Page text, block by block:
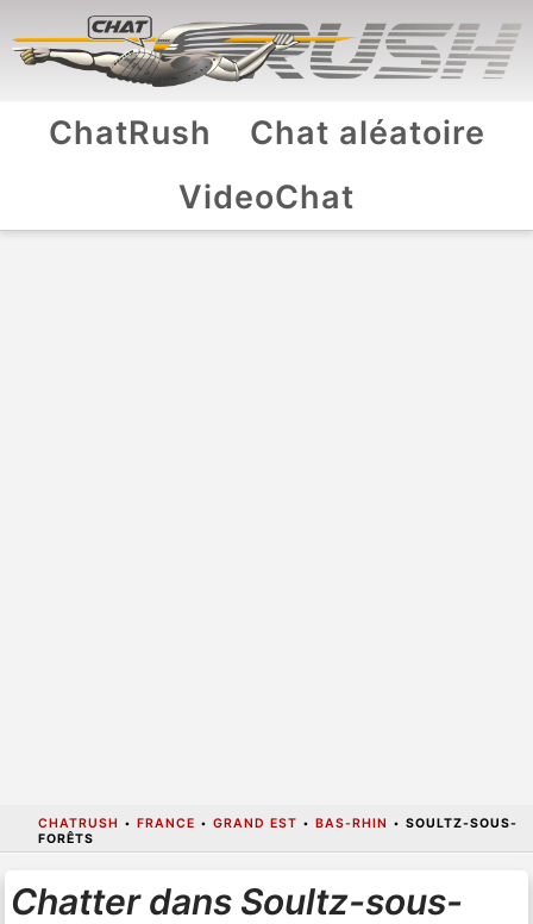
ChatRush
Chat aléatoire
VideoChat
CHATRUSH • FRANCE • GRAND EST • BAS-RHIN • SOULTZ-SOUS-
FORÊTS
Chatter dans Soultz-sous-